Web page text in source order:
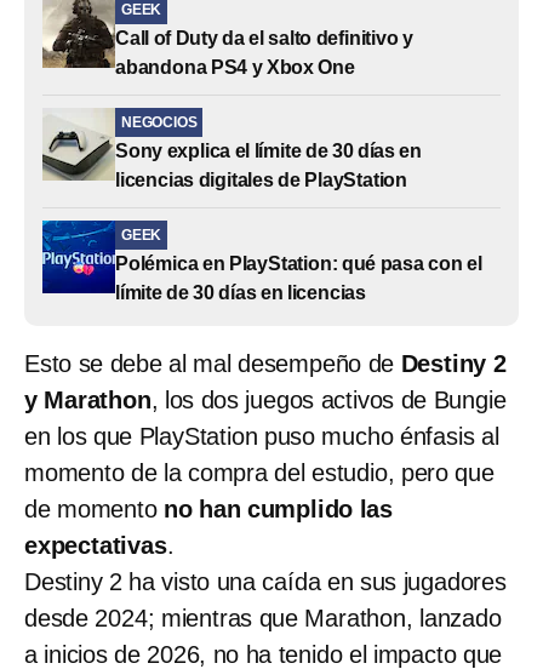
GEEK
Call of Duty da el salto definitivo y
abandona PS4 y Xbox One
NEGOCIOS
Sony explica el límite de 30 días en
licencias digitales de PlayStation
GEEK
Polémica en PlayStation: qué pasa con el
límite de 30 días en licencias
Esto se debe al mal desempeño de Destiny 2
y Marathon, los dos juegos activos de Bungie
en los que PlayStation puso mucho énfasis al
momento de la compra del estudio, pero que
de momento no han cumplido las
expectativas.
Destiny 2 ha visto una caída en sus jugadores
desde 2024; mientras que Marathon, lanzado
a inicios de 2026, no ha tenido el impacto que